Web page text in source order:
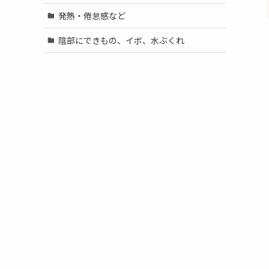
発熱・倦怠感など
陰部にできもの、イボ、水ぶくれ